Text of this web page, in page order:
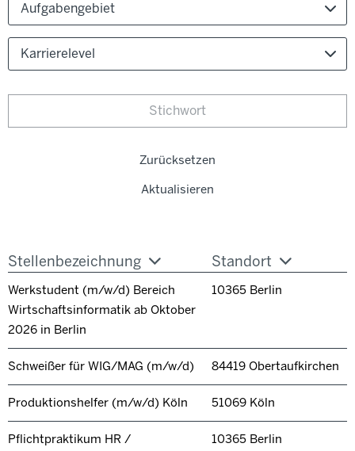
Aufgabengebiet
Karrierelevel
Zurücksetzen
Aktualisieren
Stellenbezeichnung Standort
Werkstudent (m/w/d) Bereich
Wirtschaftsinformatik ab Oktober
2026 in Berlin
10365 Berlin
Schweißer für WIG/MAG (m/w/d) 84419 Obertaufkirchen
Produktionshelfer (m/w/d) Köln 51069 Köln
Pflichtpraktikum HR /
10365 Berlin